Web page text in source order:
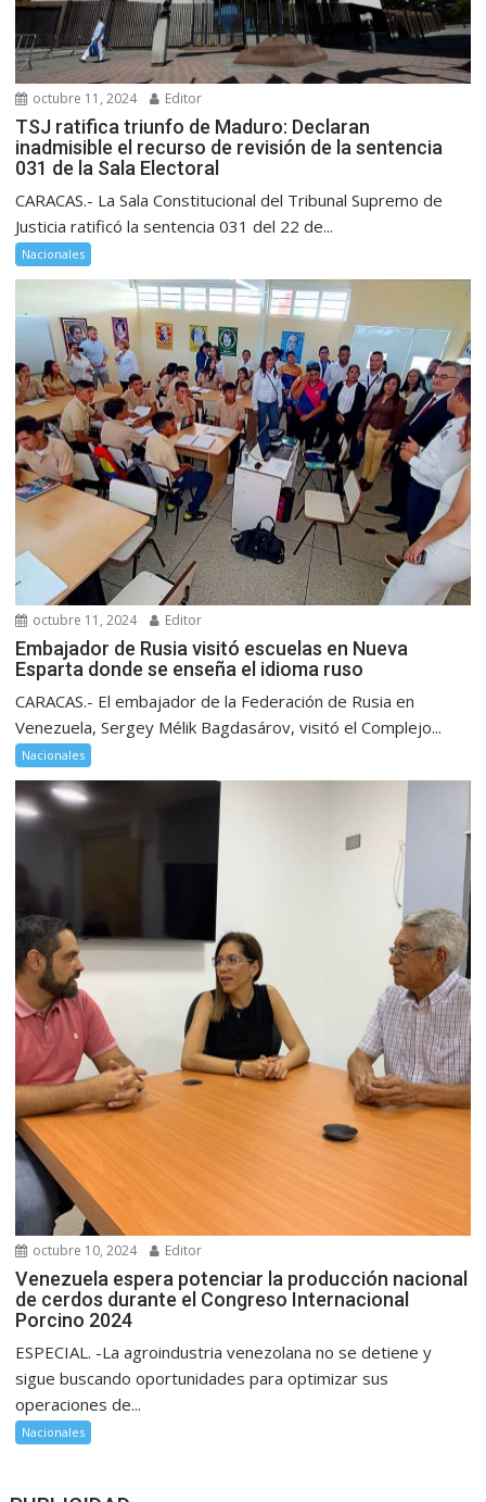
octubre 11, 2024 Editor
TSJ ratifica triunfo de Maduro: Declaran
inadmisible el recurso de revisión de la sentencia
031 de la Sala Electoral
CARACAS.- La Sala Constitucional del Tribunal Supremo de
Justicia ratificó la sentencia 031 del 22 de...
Nacionales
octubre 11, 2024 Editor
Embajador de Rusia visitó escuelas en Nueva
Esparta donde se enseña el idioma ruso
CARACAS.- El embajador de la Federación de Rusia en
Venezuela, Sergey Mélik Bagdasárov, visitó el Complejo...
Nacionales
octubre 10, 2024 Editor
Venezuela espera potenciar la producción nacional
de cerdos durante el Congreso Internacional
Porcino 2024
ESPECIAL. -La agroindustria venezolana no se detiene y
sigue buscando oportunidades para optimizar sus
operaciones de...
Nacionales